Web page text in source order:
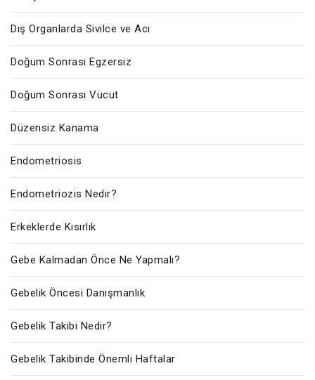
Dış Organlarda Sivilce ve Acı
Doğum Sonrası Egzersiz
Doğum Sonrası Vücut
Düzensiz Kanama
Endometriosis
Endometriozis Nedir?
Erkeklerde Kısırlık
Gebe Kalmadan Önce Ne Yapmalı?
Gebelik Öncesi Danışmanlık
Gebelik Takibi Nedir?
Gebelik Takibinde Önemli Haftalar